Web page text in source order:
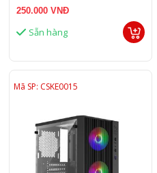
250.000 VNĐ
Sẵn hàng
Mã SP: CSKE0015